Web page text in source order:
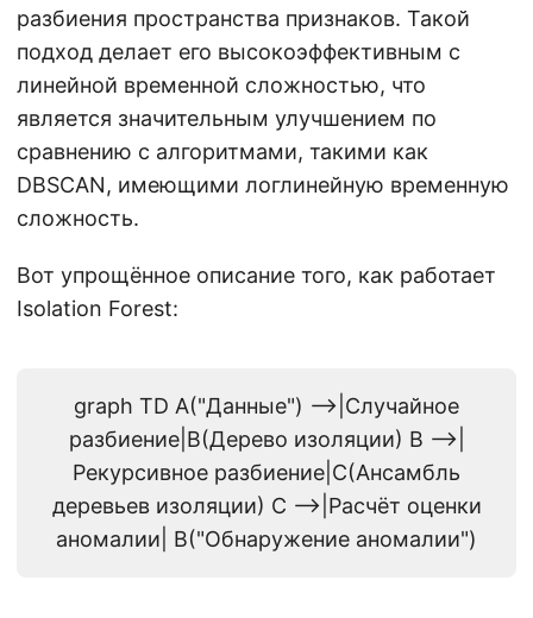
разбиения пространства признаков. Такой
подход делает его высокоэффективным с
линейной временной сложностью, что
является значительным улучшением по
сравнению с алгоритмами, такими как
DBSCAN, имеющими логлинейную временную
сложность.
Вот упрощённое описание того, как работает
Isolation Forest:
graph TD A("Данные") -->|Случайное
разбиение|B(Дерево изоляции) B -->|
Рекурсивное разбиение|C(Ансамбль
деревьев изоляции) C -->|Расчёт оценки
аномалии| B("Обнаружение аномалии")